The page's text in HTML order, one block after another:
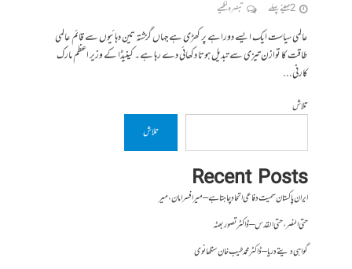
2 مہینے پہلے تبصرہ لکھیے
عالمی سیاست ایک ایسے دوراہے پر کھڑی ہے جہاں گزشتہ تین دہائیوں سے قائم عالمی
طاقت کا توازن تیزی سے تبدیل ہوتا دکھائی دے رہا ہے۔ کینیڈا کے وزیر اعظم مارک
کارنی...
تلاش
تلاش
Recent Posts
ایران پاکستان سمیت دفاعی اتحاد چاہتا ہے – میر افسر امان،میر
حتی النصر ، حتی القدس – ڈاکٹر تصور بھٹہ
گواہی دیتے دریا – ڈاکٹر محمد طیب خان سنگھانوی